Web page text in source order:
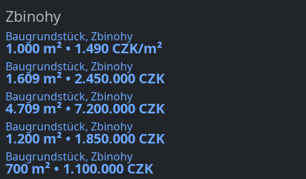
Zbinohy
Baugrundstück, Zbinohy
1.000 m² • 1.490 CZK/m²
Baugrundstück, Zbinohy
1.609 m² • 2.450.000 CZK
Baugrundstück, Zbinohy
4.709 m² • 7.200.000 CZK
Baugrundstück, Zbinohy
1.200 m² • 1.850.000 CZK
Baugrundstück, Zbinohy
700 m² • 1.100.000 CZK